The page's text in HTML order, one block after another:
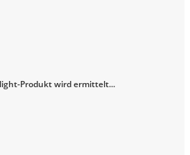
Produkt wird ermittelt...